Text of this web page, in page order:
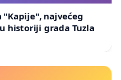
najvećeg
historiji grada Tuzla